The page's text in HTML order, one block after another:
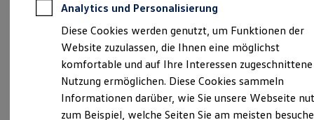
Für Privatkunden
Für Gewerbekunden
Profi Paket
TopDeal
Gebrauchtwagen
ProfiPartner für Gebrauchtwagen
Zertifizierte Gebrauchtwagen
Finanzierung
Für Privatkunden
Verantwortlich für die Inhalte auf dieser Seite ist die Autohaus
Kratz Inh. August Kratz jun. (Impressum & Rechtliches)
Analytics und Personalisierung
Diese Cookies werden genutzt, um Funktionen der
Website zuzulassen, die Ihnen eine möglichst
komfortable und auf Ihre Interessen zugeschnittene
Nutzung ermöglichen. Diese Cookies sammeln
Informationen darüber, wie Sie unsere Webseite
zum Beispiel, welche Seiten Sie am meisten